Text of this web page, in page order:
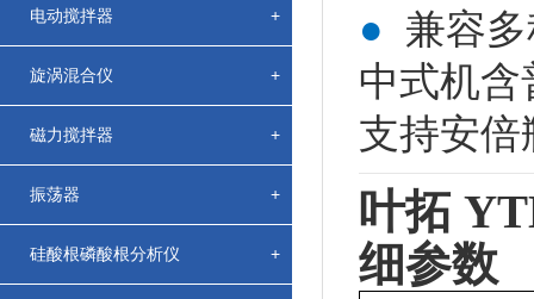
电动搅拌器 +
旋涡混合仪 +
磁力搅拌器 +
振荡器 +
硅酸根磷酸根分析仪 +
● 兼容
中式机
支持安倍
叶拓
细参数